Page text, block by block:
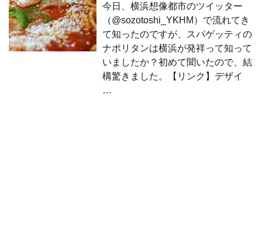
今日、横浜想像都市のツイッター
（@sozotoshi_YKHM）で流れてき
て知ったのですが、スパゲッティの
ナポリタンは横浜が発祥って知って
いましたか？初めて聞いたので、結
構驚きました。【リンク】デザイ
…